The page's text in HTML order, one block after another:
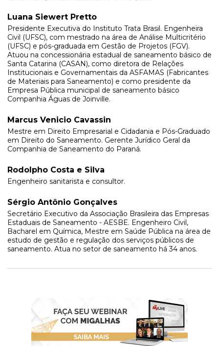
Luana Siewert Pretto
Presidente Executiva do Instituto Trata Brasil. Engenheira
Civil (UFSC), com mestrado na área de Análise Multicritério
(UFSC) e pós-graduada em Gestão de Projetos (FGV).
Atuou na concessionária estadual de saneamento básico de
Santa Catarina (CASAN), como diretora de Relações
Institucionais e Governamentais da ASFAMAS (Fabricantes
de Materiais para Saneamento) e como presidente da
Empresa Pública municipal de saneamento básico
Companhia Águas de Joinville.
Marcus Venicio Cavassin
Mestre em Direito Empresarial e Cidadania e Pós-Graduado
em Direito do Saneamento. Gerente Jurídico Geral da
Companhia de Saneamento do Paraná.
Rodolpho Costa e Silva
Engenheiro sanitarista e consultor.
Sérgio Antônio Gonçalves
Secretário Executivo da Associação Brasileira das Empresas
Estaduais de Saneamento - AESBE. Engenheiro Civil,
Bacharel em Química, Mestre em Saúde Pública na área de
estudo de gestão e regulação dos serviços públicos de
saneamento. Atua no setor de saneamento há 34 anos.